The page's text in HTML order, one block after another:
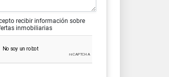
recibir información sobre
inmobiliarias